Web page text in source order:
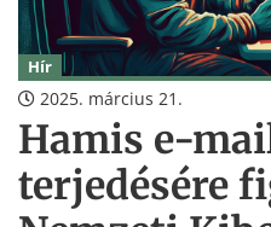
Hír
2025. március 21.
Hamis e-
terjedésére